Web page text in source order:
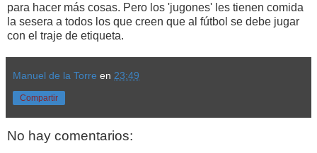
para hacer más cosas. Pero los 'jugones' les tienen comida
la sesera a todos los que creen que al fútbol se debe jugar
con el traje de etiqueta.
Manuel de la Torre en 23:49
Compartir
No hay comentarios: